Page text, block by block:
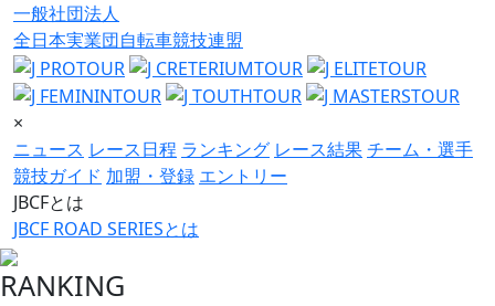
一般社団法人
全日本実業団自転車競技連盟
×
ニュース レース日程 ランキング レース結果チーム・選手
競技ガイド 加盟・登録 エントリー
JBCFとは
JBCF ROAD SERIESとは
RANKING